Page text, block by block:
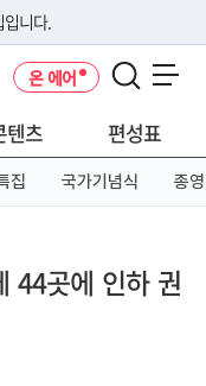
입니다.
용하고 있다면 아래 URL에
온 에어
텐츠 편성표
집 국가기념식 종영
44곳에 인하 권